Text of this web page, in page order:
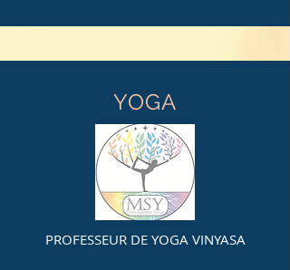
YOGA
PROFESSEUR DE YOGA VINYASA